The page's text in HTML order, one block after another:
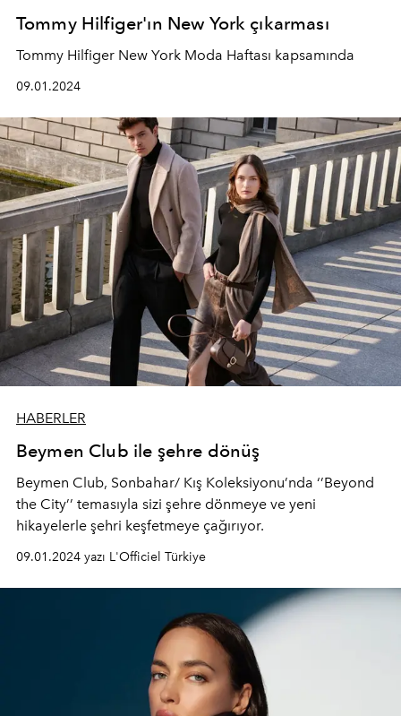
Tommy Hilfiger'ın New York çıkarması
Tommy Hilfiger New York Moda Haftası kapsamında
09.01.2024
HABERLER
Beymen Club ile şehre dönüş
Beymen Club, Sonbahar/ Kış Koleksiyonu’nda ‘’Beyond
the City’’ temasıyla sizi şehre dönmeye ve yeni
hikayelerle şehri keşfetmeye çağırıyor.
09.01.2024 yazı L'Officiel Türkiye